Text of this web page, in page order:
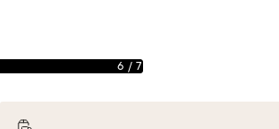
6 /7